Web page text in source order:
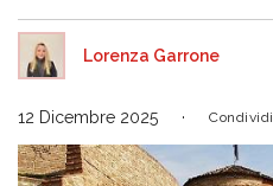
Lorenza Garrone
12 Dicembre 2025 Condividi